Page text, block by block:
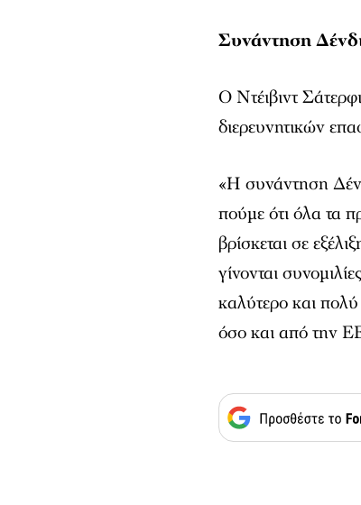
Συνάντηση
Ο Ντέιβιντ
διερευνητικών
«Η συνάντηση
πούμε ότι όλα τα
βρίσκεται σε
γίνονται
καλύτερο και
όσο και από την